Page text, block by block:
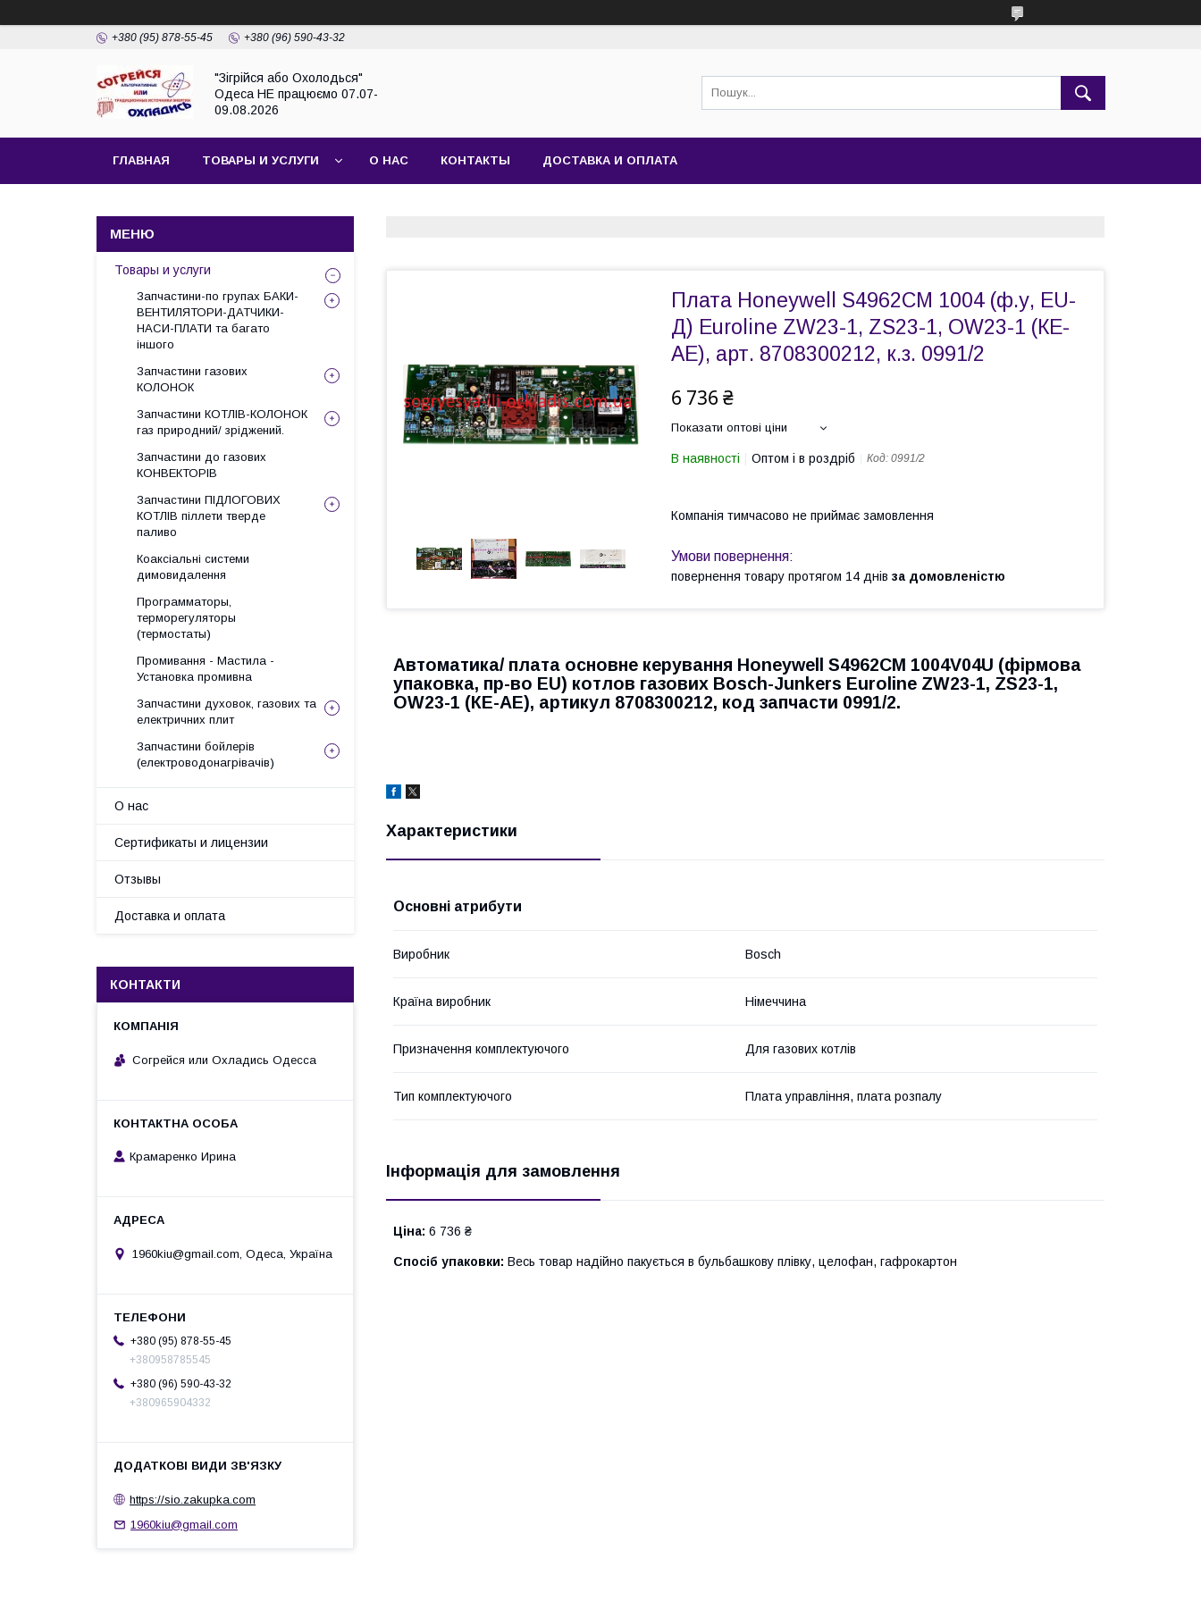
+380 (95) 878-55-45 +380 (96) 590-43-32
"Зігрійся або Охолодься"
Одеса НЕ працюємо 07.07-
09.08.2026
ГЛАВНАЯ ТОВАРЫ И УСЛУГИ О НАС КОНТАКТЫ ДОСТАВКА И ОПЛАТА
Плата Honeywell S4962СМ 1004 (ф.у, EU-
Д) Euroline ZW23-1, ZS23-1, OW23-1 (КЕ-
АЕ), арт. 8708300212, к.з. 0991/2
6 736 ₴
Показати оптові ціни
В наявності Оптом і в роздріб Код: 0991/2
Компанія тимчасово не приймає замовлення
повернення товару протягом 14 днів за домовленістю
Автоматика/ плата основне керування Honeywell S4962CM 1004V04U (фірмова
упаковка, пр-во EU) котлов газових Bosch-Junkers Euroline ZW23-1, ZS23-1,
ОW23-1 (КЕ-АЕ), артикул 8708300212, код запчасти 0991/2.
Характеристики
Основні атрибути
Виробник Bosch
Країна виробник Німеччина
Призначення комплектуючого Для газових котлів
Тип комплектуючого Плата управління, плата розпалу
Інформація для замовлення
Ціна: 6 736 ₴
Спосіб упаковки: Весь товар надійно пакується в бульбашкову плівку, целофан, гафрокартон
Товары и услуги
Запчастини-по групах БАКИ-
ВЕНТИЛЯТОРИ-ДАТЧИКИ-
НАСИ-ПЛАТИ та багато
іншого
Запчастини газових
КОЛОНОК
Запчастини КОТЛІВ-КОЛОНОК
газ природний/ зріджений.
Запчастини до газових
КОНВЕКТОРІВ
Запчастини ПІДЛОГОВИХ
КОТЛІВ піллети тверде
паливо
Коаксіальні системи
димовидалення
Программаторы,
терморегуляторы
(термостаты)
Промивання - Мастила -
Установка промивна
Запчастини духовок, газових та
електричних плит
Запчастини бойлерів
(електроводонагрівачів)
О нас
Сертификаты и лицензии
Отзывы
Доставка и оплата
КОНТАКТИ
Согрейся или Охладись Одесса
Крамаренко Ирина
1960kiu@gmail.com, Одеса, Україна
+380 (95) 878-55-45
+380958785545
+380 (96) 590-43-32
+380965904332
https://sio.zakupka.com
1960kiu@gmail.com